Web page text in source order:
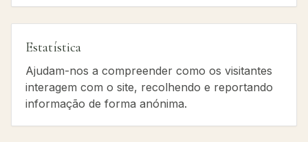
Estatística
Ajudam-nos a compreender como os visitantes
interagem com o site, recolhendo e reportando
informação de forma anónima.